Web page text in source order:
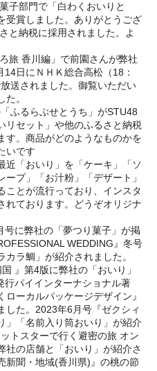
子部門で「白わくおいりと
受賞しました。ありがとうござ
と納税に採用されました。よ
旅 香川編」で前園さんが弊社
日にＮＨＫ総合高松（18：
送されました。御覧いただい
。
ふるらぶせとうち」がSTU48
リセット」や他のふるさと納税
す。商品がどのようなものかを
いです
近「おいり」を「ケーキ」「ソ
プ」「お汁粉」「デザート」
ことが流行っており、インスタ
れております。どうぞオリジナ
に弊社の「夢つり菓子」が掲
WEDDING』冬号
ラ鯛」が紹介されました。
』第4版に弊社の「おいり」
パイインターナショナル著
ローカルパッケージデザイン』
した。2023年6月号『ゼクシィ
」「名前入り筒おいり」が紹介
トスターで行く避密の旅 オン
の店舗と「おいり」が紹介さ
新聞・地域(香川県)』の桃の節